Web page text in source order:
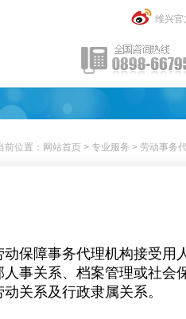
维兴官
前位置： 网站首页> 专业服务 > 劳动事务
保障事务代理机构接受用
事关系、档案管理或社会
关系及行政隶属关系。